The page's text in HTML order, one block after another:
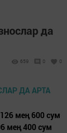
да
659 0 0
мең 600 сум
мең 400 сум